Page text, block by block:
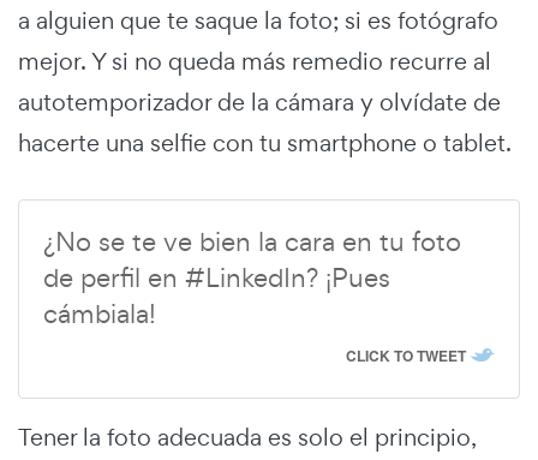
a alguien que te saque la foto; si es fotógrafo
mejor. Y si no queda más remedio recurre al
autotemporizador de la cámara y olvídate de
hacerte una selfie con tu smartphone o tablet.
¿No se te ve bien la cara en tu foto
de perfil en #LinkedIn? ¡Pues
cámbiala!
CLICK TO TWEET
Tener la foto adecuada es solo el principio,